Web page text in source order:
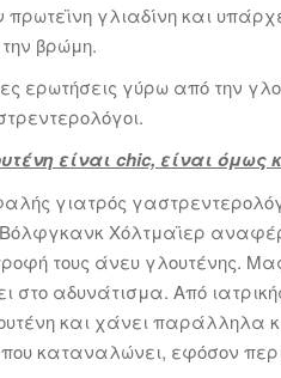
πρωτεϊνη γλιαδίνη και
βρώμη.
ερωτήσεις γύρω από την
είναι chic, είναι όμως
γιατρός
Χόλτμαϊερ
τους άνευ γλουτένης.
στο αδυνάτισμα. Από
και χάνει παράλληλα
καταναλώνει, εφόσον